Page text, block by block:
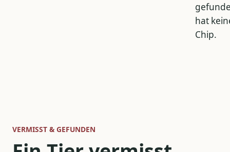
hat
Chip.
VERMISST & GEFUNDEN